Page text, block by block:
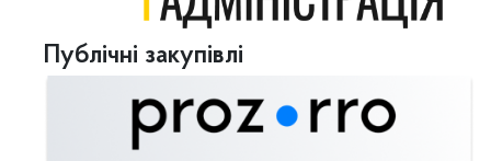
Публічні закупівлі